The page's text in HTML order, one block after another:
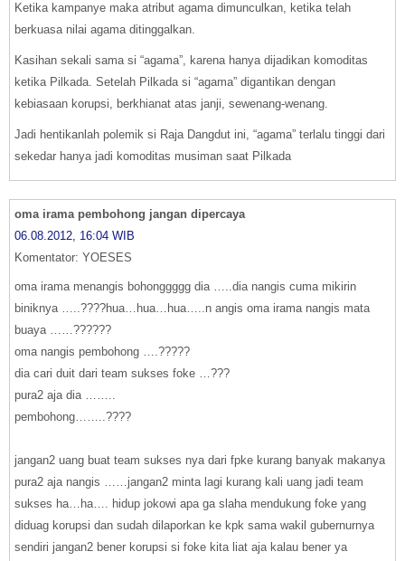
Ketika kampanye maka atribut agama dimunculkan, ketika telah
berkuasa nilai agama ditinggalkan.
Kasihan sekali sama si “agama”, karena hanya dijadikan komoditas
ketika Pilkada. Setelah Pilkada si “agama” digantikan dengan
kebiasaan korupsi, berkhianat atas janji, sewenang-wenang.
Jadi hentikanlah polemik si Raja Dangdut ini, “agama” terlalu tinggi dari
sekedar hanya jadi komoditas musiman saat Pilkada
oma irama pembohong jangan dipercaya
06.08.2012, 16:04 WIB
Komentator: YOESES
oma irama menangis bohonggggg dia …..dia nangis cuma mikirin
biniknya …..????hua…hua…hua…..n angis oma irama nangis mata
buaya ……??????
oma nangis pembohong ….?????
dia cari duit dari team sukses foke …???
pura2 aja dia ……..
pembohong……..????
jangan2 uang buat team sukses nya dari fpke kurang banyak makanya
pura2 aja nangis ……jangan2 minta lagi kurang kali uang jadi team
sukses ha…ha…. hidup jokowi apa ga slaha mendukung foke yang
diduag korupsi dan sudah dilaporkan ke kpk sama wakil gubernurnya
sendiri jangan2 bener korupsi si foke kita liat aja kalau bener ya